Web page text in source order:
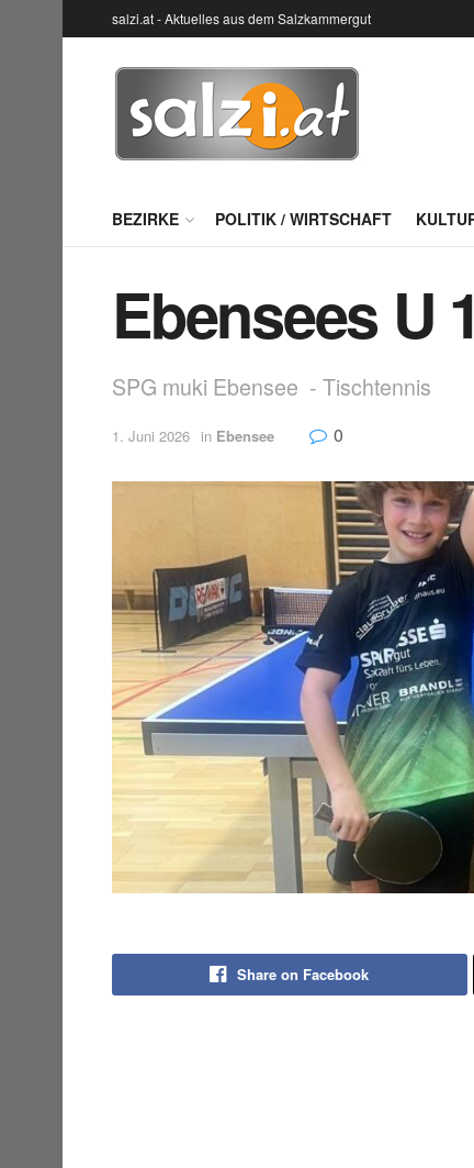
salzi.at - Aktuelles aus dem Salzkammergut
BEZIRKE POLITIK / WIRTSCHAFT
Ebensees U
SPG muki Ebensee - Tischtennis
1. Juni 2026 in Ebensee 0
Share on Facebook